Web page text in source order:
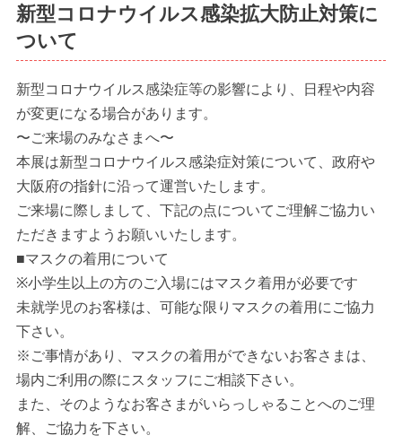
新型コロナウイルス感染拡大防止対策に
ついて
新型コロナウイルス感染症等の影響により、日程や内容
が変更になる場合があります。
〜ご来場のみなさまへ〜
本展は新型コロナウイルス感染症対策について、政府や
大阪府の指針に沿って運営いたします。
ご来場に際しまして、下記の点についてご理解ご協力い
ただきますようお願いいたします。
■マスクの着用について
※小学生以上の方のご入場にはマスク着用が必要です
未就学児のお客様は、可能な限りマスクの着用にご協力
下さい。
※ご事情があり、マスクの着用ができないお客さまは、
場内ご利用の際にスタッフにご相談下さい。
また、そのようなお客さまがいらっしゃることへのご理
解、ご協力を下さい。